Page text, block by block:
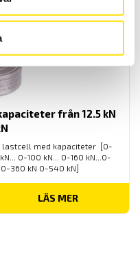
från 12.5 kN
lastcell med kapaciteter [0-
0-100 kN... 0-160 kN...0-
360 kN 0-540 kN]
LÄS MER